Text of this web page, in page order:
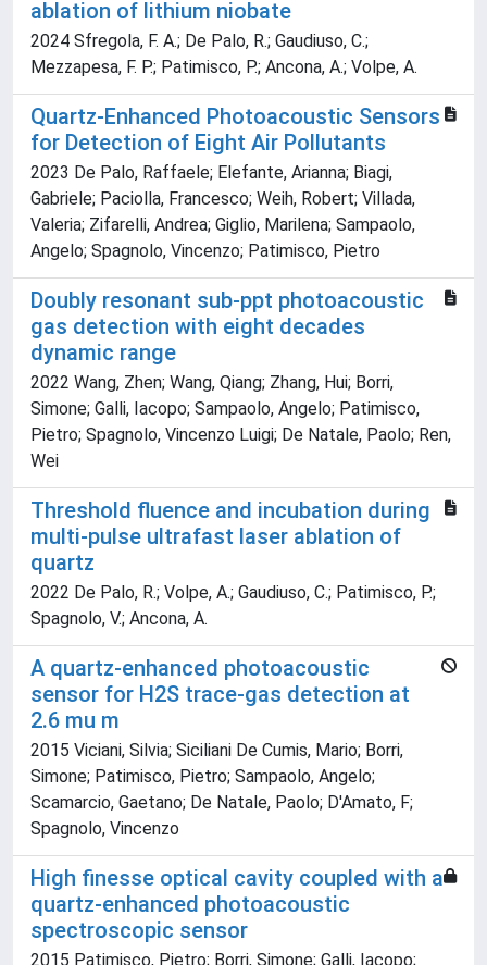
ablation of lithium niobate
2024 Sfregola, F. A.; De Palo, R.; Gaudiuso, C.;
Mezzapesa, F. P.; Patimisco, P.; Ancona, A.; Volpe, A.
Quartz‐Enhanced Photoacoustic Sensors
for Detection of Eight Air Pollutants
2023 De Palo, Raffaele; Elefante, Arianna; Biagi,
Gabriele; Paciolla, Francesco; Weih, Robert; Villada,
Valeria; Zifarelli, Andrea; Giglio, Marilena; Sampaolo,
Angelo; Spagnolo, Vincenzo; Patimisco, Pietro
Doubly resonant sub-ppt photoacoustic
gas detection with eight decades
dynamic range
2022 Wang, Zhen; Wang, Qiang; Zhang, Hui; Borri,
Simone; Galli, Iacopo; Sampaolo, Angelo; Patimisco,
Pietro; Spagnolo, Vincenzo Luigi; De Natale, Paolo; Ren,
Wei
Threshold fluence and incubation during
multi-pulse ultrafast laser ablation of
quartz
2022 De Palo, R.; Volpe, A.; Gaudiuso, C.; Patimisco, P.;
Spagnolo, V.; Ancona, A.
A quartz-enhanced photoacoustic
sensor for H2S trace-gas detection at
2.6 mu m
2015 Viciani, Silvia; Siciliani De Cumis, Mario; Borri,
Simone; Patimisco, Pietro; Sampaolo, Angelo;
Scamarcio, Gaetano; De Natale, Paolo; D'Amato, F;
Spagnolo, Vincenzo
High finesse optical cavity coupled with a
quartz-enhanced photoacoustic
spectroscopic sensor
2015 Patimisco, Pietro; Borri, Simone; Galli, Iacopo;